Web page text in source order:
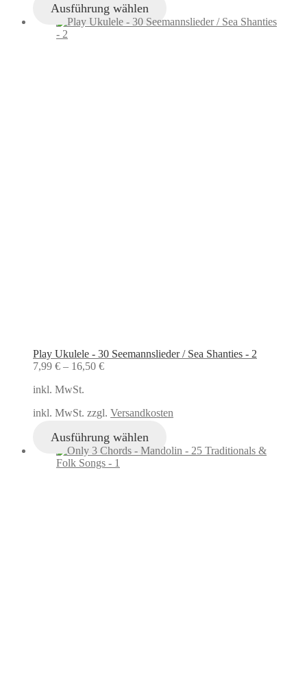
Ausführung wählen
Play Ukulele - 30 Seemannslieder / Sea Shanties - 2
7,99 € – 16,50 €
inkl. MwSt.
inkl. MwSt. zzgl. Versandkosten
Ausführung wählen